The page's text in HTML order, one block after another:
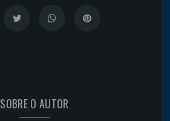
SOBRE O AUTOR